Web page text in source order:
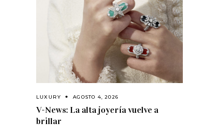
LUXURY AGOSTO 4, 2026
V-News: La alta joyería vuelve a
brillar